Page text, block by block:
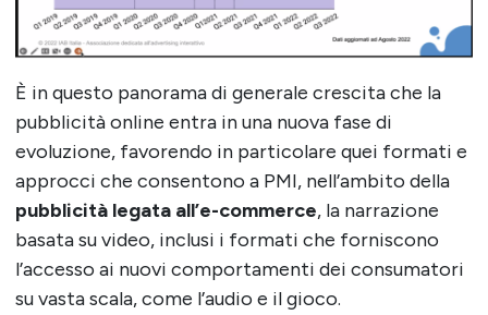
È in questo panorama di generale crescita che la
pubblicità online entra in una nuova fase di
evoluzione, favorendo in particolare quei formati e
approcci che consentono a PMI, nell’ambito della
pubblicità legata all’e-commerce, la narrazione
basata su video, inclusi i formati che forniscono
l’accesso ai nuovi comportamenti dei consumatori
su vasta scala, come l’audio e il gioco.